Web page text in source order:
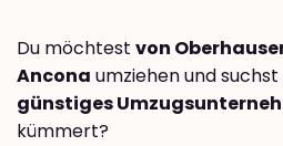
Du möchtest von
Ancona umziehen und suchst
günstiges
kümmert?